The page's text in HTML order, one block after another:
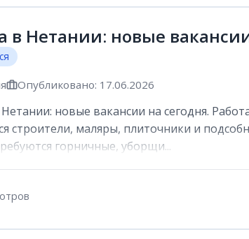
в Нетании: новые
Опубликовано: 17.06.2026
новые вакансии на сегодня.
строители, маляры, плиточники и
горничные, уборщи...